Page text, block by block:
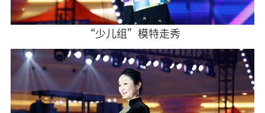
“少儿组”模特走秀